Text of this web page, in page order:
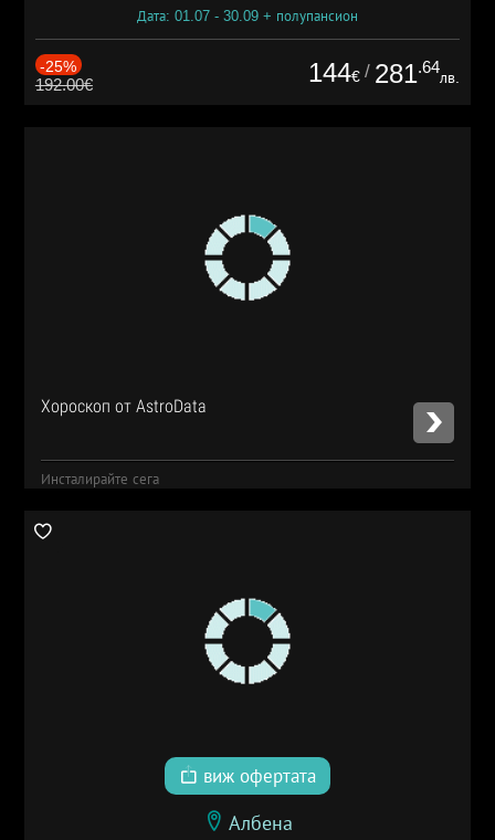
Дата: 01.07 - 30.09 + полупансион
-25%
192.00€ 144€ / 281.64
лв.
Хороскоп от AstroData
Инсталирайте сега
виж офертата
Албена